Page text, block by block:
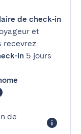
de check-in
et
recevrez
in 5 jours
de